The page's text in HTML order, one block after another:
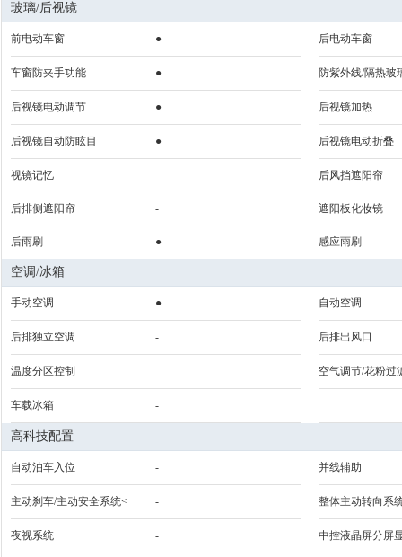
玻璃/后视镜
前电动车窗 ● 后电动车窗
车窗防夹手功能 ● 防紫外线/隔热玻
后视镜电动调节 ● 后视镜加热
后视镜自动防眩目 ● 后视镜电动折叠
视镜记忆 后风挡遮阳帘
后排侧遮阳帘 - 遮阳板化妆镜
后雨刷 ● 感应雨刷
空调/冰箱
手动空调 ● 自动空调
后排独立空调 - 后排出风口
温度分区控制 空气调节/花粉过
车载冰箱 -
高科技配置
自动泊车入位 - 并线辅助
主动刹车/主动安全系统< - 整体主动转向系
夜视系统 - 中控液晶屏分屏